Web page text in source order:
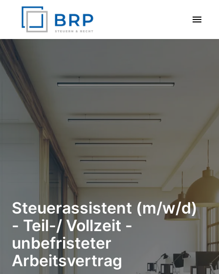
springenStartseite
Steuerassistent (m/w/d)
- Teil-/ Vollzeit -
unbefristeter
Arbeitsvertrag